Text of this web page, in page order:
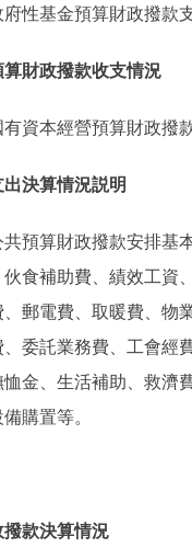
府性基金預算財政撥款
財政撥款收支情況
有資本經營預算財政撥
決算情況説明
共預算財政撥款安排基
食補助費、績效工資
郵電費、取暖費、物
委託業務費、工會經
金、生活補助、救濟
購置等。
款決算情況